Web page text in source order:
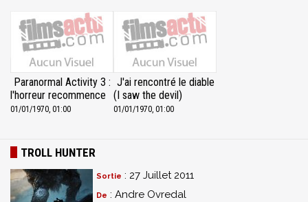
Paranormal Activity 3 :
l'horreur recommence
01/01/1970, 01:00
J'ai rencontré le diable
(I saw the devil)
01/01/1970, 01:00
TROLL HUNTER
Sortie : 27 Juillet 2011
De : Andre Ovredal